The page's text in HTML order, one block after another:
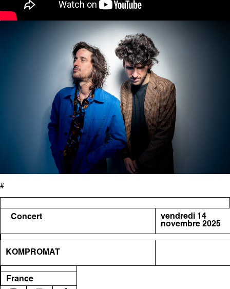
#
Concert
vendredi 14
novembre 2025
KOMPROMAT
France